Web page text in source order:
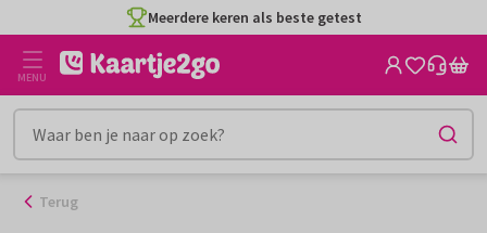
naar
inhoud
Meerdere keren als beste getest
MENU
Terug